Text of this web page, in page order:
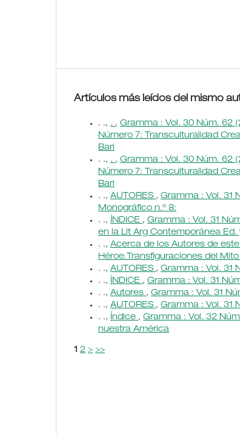
Artículos más leídos del mismo
. ., . , Gramma : Vol. 30 Núm. 62
Número 7: Transculturalidad
Bari
. ., . , Gramma : Vol. 30 Núm. 62
Número 7: Transculturalidad
Bari
. ., AUTORES , Gramma : Vol. 31
Monográfico n.º 8:
. .,
ÍNDICE , Gramma : Vol. 31
en la Lit Arg Contemporánea Ed.
. ., Acerca de los Autores de
Héroe.Transfiguraciones del
. ., AUTORES , Gramma : Vol. 31
. .,
ÍNDICE , Gramma : Vol. 31
. ., Autores , Gramma : Vol. 31
. ., AUTORES , Gramma : Vol. 31
. ., Índice , Gramma : Vol. 32
nuestra América
1 2 > >>